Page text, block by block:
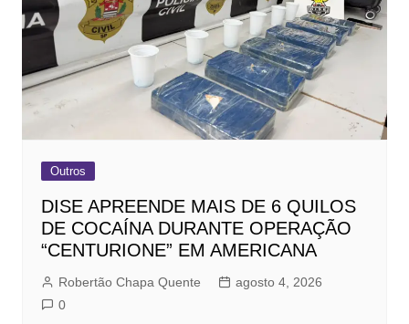
Outros
DISE APREENDE MAIS DE 6 QUILOS
DE COCAÍNA DURANTE OPERAÇÃO
“CENTURIONE” EM AMERICANA
Robertão Chapa Quente
agosto 4, 2026
0